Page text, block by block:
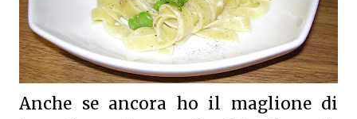
Anche se ancora ho il maglione di